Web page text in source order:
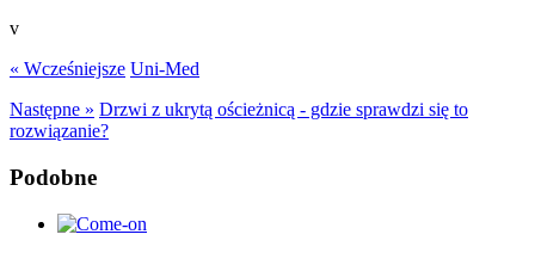
v
« Wcześniejsze Uni-Med
Następne » Drzwi z ukrytą ościeżnicą - gdzie sprawdzi się to
rozwiązanie?
Podobne